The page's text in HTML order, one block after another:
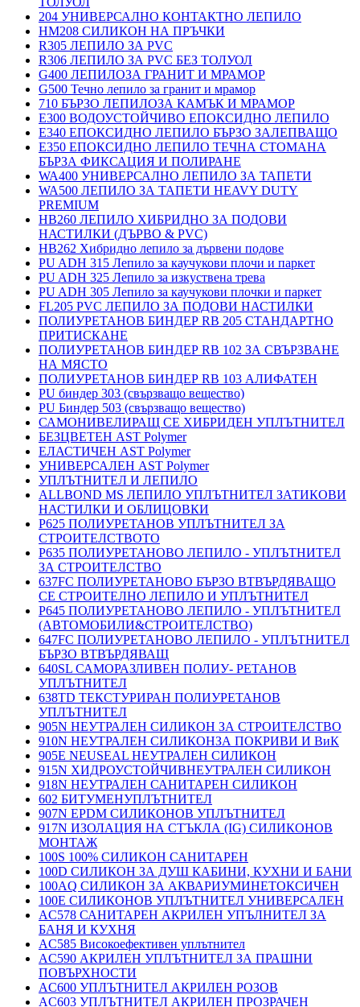
204 УНИВЕРСАЛНО КОНТАКТНО ЛЕПИЛО
HM208 СИЛИКОН НА ПРЪЧКИ
R305 ЛЕПИЛО ЗА PVC
R306 ЛЕПИЛО ЗА PVC БЕЗ ТОЛУОЛ
G400 ЛЕПИЛОЗА ГРАНИТ И МРАМОP
G500 Течно лепило за гранит и мрамор
710 БЪРЗО ЛЕПИЛОЗА КАМЪК И МРАМОP
E300 ВОДОУСТОЙЧИВО ЕПОКСИДНО ЛЕПИЛО
E340 ЕПОКСИДНО ЛЕПИЛО БЪРЗО ЗАЛЕПВАЩО
E350 ЕПОКСИДНО ЛЕПИЛО ТЕЧНА СТОМАНА
БЪРЗА ФИКСАЦИЯ И ПОЛИРАНЕ
WA400 УНИВЕРСАЛНО ЛЕПИЛО ЗА ТАПЕТИ
WA500 ЛЕПИЛО ЗА ТАПЕТИ HEAVY DUTY
PREMIUM
HB260 ЛЕПИЛО ХИБРИДНО ЗА ПОДОВИ
НАСТИЛКИ (ДЪРВО & PVC)
HB262 Хибридно лепило за дървени подове
PU ADH 315 Лепило за каучукови плочи и паркет
PU ADH 325 Лепило за изкуствена трева
PU ADH 305 Лепило за каучукови плочки и паркет
FL205 PVC ЛЕПИЛО ЗА ПОДОВИ НАСТИЛКИ
ПОЛИУРЕТАНОВ БИНДЕР RB 205 СТАНДАРТНО
ПРИТИСКАНЕ
ПОЛИУРЕТАНОВ БИНДЕР RB 102 ЗА СВЪРЗВАНЕ
НА МЯСТО
ПОЛИУРЕТАНОВ БИНДЕР RB 103 АЛИФАТЕН
PU биндер 303 (свързващо вещество)
PU Биндер 503 (свързващо вещество)
САМОНИВЕЛИРАЩ СЕ ХИБРИДЕН УПЛЪТНИТЕЛ
БЕЗЦВЕТЕН AST Polymer
ЕЛАСТИЧЕН AST Polymer
УНИВЕРСАЛЕН AST Polymer
УПЛЪТНИТЕЛ И ЛЕПИЛО
ALLBOND MS ЛЕПИЛО УПЛЪТНИТЕЛ ЗАТИКОВИ
НАСТИЛКИ И ОБЛИЦОВКИ
P625 ПОЛИУРЕТАНОВ УПЛЪТНИТЕЛ ЗА
СТРОИТЕЛСТВОТО
P635 ПОЛИУРЕТАНОВО ЛЕПИЛО - УПЛЪТНИТЕЛ
ЗА СТРОИТЕЛСТВО
637FC ПОЛИУРЕТАНОВО БЪРЗО ВТВЪРДЯВАЩО
СЕ СТРОИТЕЛНО ЛЕПИЛО И УПЛЪТНИТЕЛ
P645 ПОЛИУРЕТАНОВО ЛЕПИЛО - УПЛЪТНИТЕЛ
(АВТОМОБИЛИ&СТРОИТЕЛСТВО)
647FC ПОЛИУРЕТАНОВО ЛЕПИЛО - УПЛЪТНИТЕЛ
БЪРЗО ВТВЪРДЯВАЩ
640SL САМОРАЗЛИВЕН ПОЛИУ- РЕТАНОВ
УПЛЪТНИТЕЛ
638TD ТЕКСТУРИРАН ПОЛИУРЕТАНОВ
УПЛЪТНИТЕЛ
905N НЕУТРАЛЕН СИЛИКОН ЗА СТРОИТЕЛСТВО
910N НЕУТРАЛЕН СИЛИКОНЗА ПОКРИВИ И ВиК
905E NEUSEAL НЕУТРАЛЕН СИЛИКОН
915N ХИДРОУСТОЙЧИВНЕУТРАЛЕН СИЛИКОН
918N НЕУТРАЛЕН САНИТАРЕН СИЛИКОН
602 БИТУМЕНУПЛЪТНИТЕЛ
907N EPDM СИЛИКОНОВ УПЛЪТНИТЕЛ
917N ИЗОЛАЦИЯ НА СТЪКЛА (IG) СИЛИКОНОВ
МОНТАЖ
100S 100% СИЛИКОН САНИТАРЕН
100D СИЛИКОН ЗА ДУШ КАБИНИ, КУХНИ И БАНИ
100AQ СИЛИКОН ЗА АКВАРИУМИНЕТОКСИЧЕН
100E СИЛИКОНОВ УПЛЪТНИТЕЛ УНИВЕРСАЛЕН
AC578 САНИТАРЕН АКРИЛЕН УПЪЛНИТЕЛ ЗА
БАНЯ И КУХНЯ
AC585 Високоефективен уплътнител
AC590 АКРИЛЕН УПЛЪТНИТЕЛ ЗА ПРАШНИ
ПОВЪРХНОСТИ
AC600 УПЛЪТНИТЕЛ АКРИЛЕН РОЗОВ
AC603 УПЛЪТНИТЕЛ АКРИЛЕН ПРОЗРАЧЕН